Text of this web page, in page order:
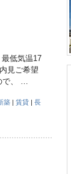
低気温17
見ご希望
で、 …
築 |賃貸 |長